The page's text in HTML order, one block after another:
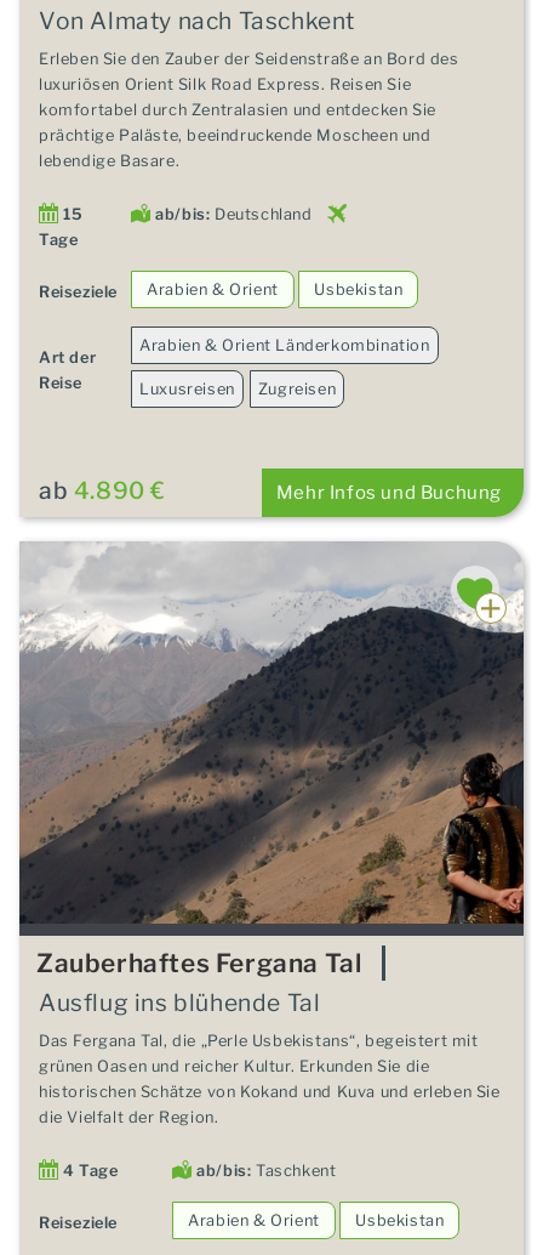
Von Almaty nach Taschkent
Erleben Sie den Zauber der Seidenstraße an Bord des
luxuriösen Orient Silk Road Express. Reisen Sie
komfortabel durch Zentralasien und entdecken Sie
prächtige Paläste, beeindruckende Moscheen und
lebendige Basare.
15
Tage
ab/bis: Deutschland
Reiseziele Arabien & Orient Usbekistan
Art der
Reise
Arabien & Orient Länderkombination
Luxusreisen Zugreisen
ab 4.890 € Mehr Infos und Buchung
Zauberhaftes Fergana Tal
Ausflug ins blühende Tal
Das Fergana Tal, die „Perle Usbekistans“, begeistert mit
grünen Oasen und reicher Kultur. Erkunden Sie die
historischen Schätze von Kokand und Kuva und erleben Sie
die Vielfalt der Region.
4 Tage ab/bis: Taschkent
Reiseziele Arabien & Orient Usbekistan